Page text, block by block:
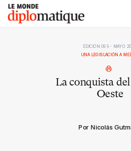
Skip
content
Le monde diplomatique
EDICIÓN 095 - MAYO
UNA LEGISLACIÓN A
La conquista
Oeste
Por Nicolás